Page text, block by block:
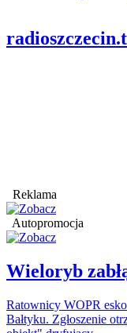
Reklama
Autopromocja
Wieloryb
Ratownicy WOPR
Bałtyku. Zgłoszenie